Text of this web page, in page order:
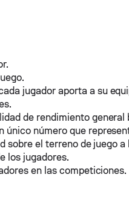
jugador aporta a su
de rendimiento general
número que
sobre el terreno de juego
los jugadores.
en las competiciones.